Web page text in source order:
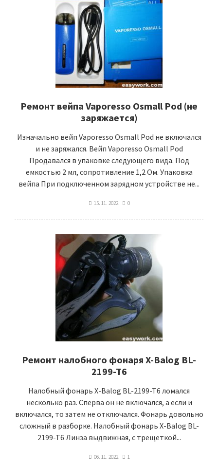
Ремонт вейпа Vaporesso Osmall Pod (не
заряжается)
Изначально вейп Vaporesso Osmall Pod не включался
и не заряжался. Вейп Vaporesso Osmall Pod
Продавался в упаковке следующего вида. Под
емкостью 2 мл, сопротивление 1,2 Ом. Упаковка
вейпа При подключенном зарядном устройстве не...
15. 11. 2022 0
Ремонт налобного фонаря X-Balog BL-
2199-T6
Налобный фонарь X-Balog BL-2199-T6 ломался
несколько раз. Сперва он не включался, а если и
включался, то затем не отключался. Фонарь довольно
сложный в разборке. Налобный фонарь X-Balog BL-
2199-T6 Линза выдвижная, с трещеткой...
06. 11. 2022 1